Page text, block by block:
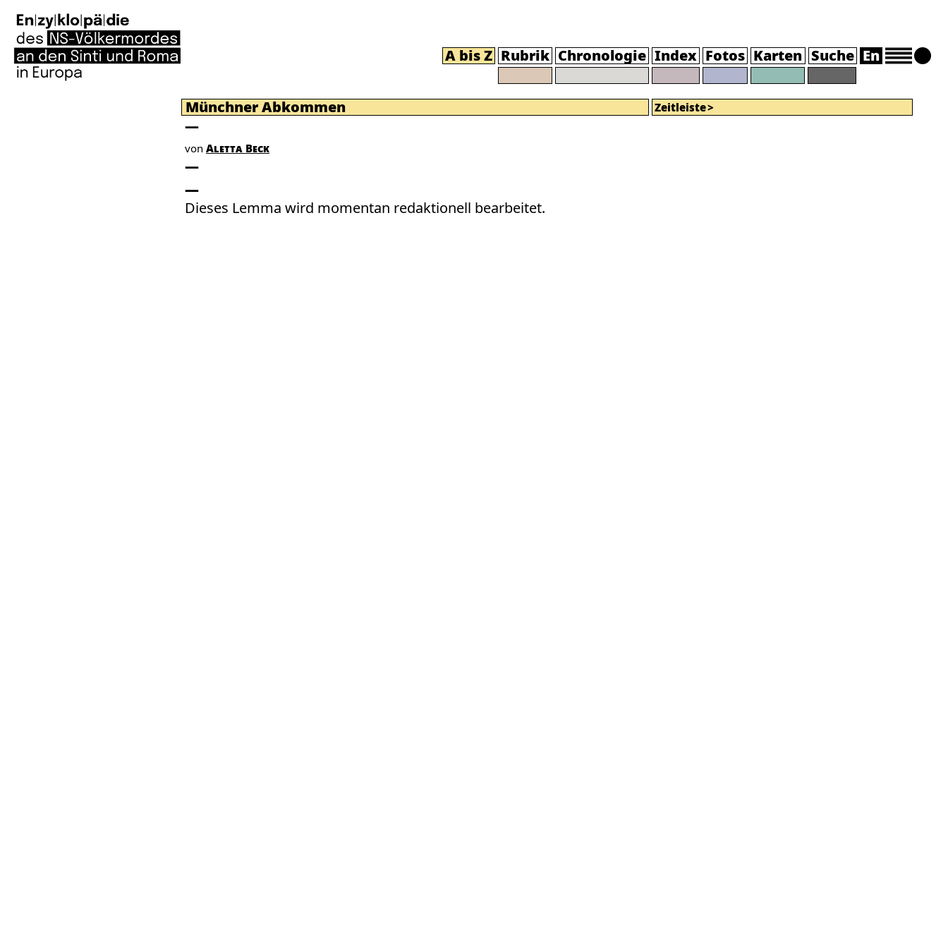
A bis Z Rubrik Chronologie Index Fotos Karten Suche En
Münchner Abkommen
von Aletta Beck
Dieses Lemma wird momentan redaktionell bearbeitet.
Zeitleiste